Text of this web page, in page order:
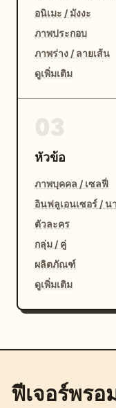
อนิเมะ / มังงะ
ภาพประกอบ
ภาพร่าง / ลายเส้น
ดูเพิ่มเติม
หัวข้อ
ภาพบุคคล / เซลฟี่
อินฟลูเอนเซอร์ / น
ตัวละคร
กลุ่ม / คู่
ผลิตภัณฑ์
ดูเพิ่มเติม
ฟีเจอร์พรอ